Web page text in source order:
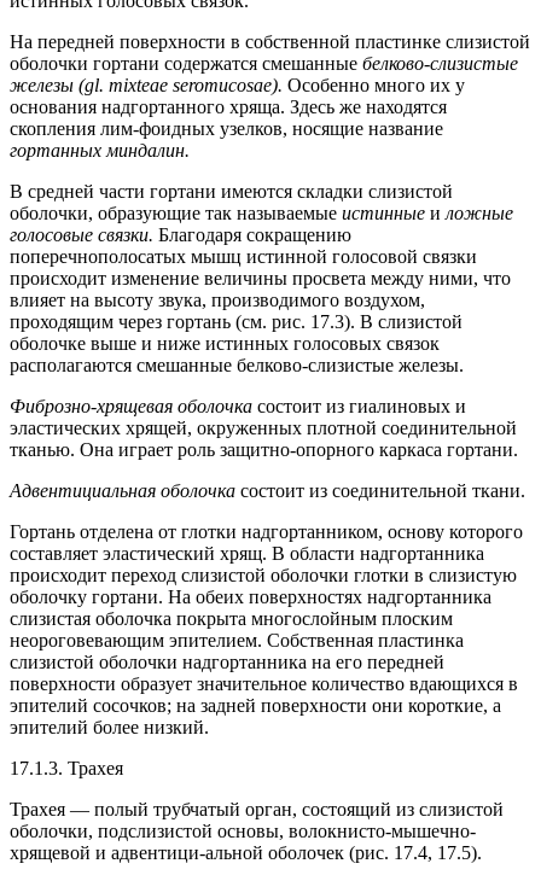
На передней поверхности в собственной пластинке слизистой
оболочки гортани содержатся смешанные белково-слизистые
железы (gl. mixteae seromucosae). Особенно много их у
основания надгортанного хряща. Здесь же находятся
скопления лим-фоидных узелков, носящие название
гортанных миндалин.
В средней части гортани имеются складки слизистой
оболочки, образующие так называемые истинные и ложные
голосовые связки. Благодаря сокращению
поперечнополосатых мышц истинной голосовой связки
происходит изменение величины просвета между ними, что
влияет на высоту звука, производимого воздухом,
проходящим через гортань (см. рис. 17.3). В слизистой
оболочке выше и ниже истинных голосовых связок
располагаются смешанные белково-слизистые железы.
Фиброзно-хрящевая оболочка состоит из гиалиновых и
эластических хрящей, окруженных плотной соединительной
тканью. Она играет роль защитно-опорного каркаса гортани.
Адвентициальная оболочка состоит из соединительной ткани.
Гортань отделена от глотки надгортанником, основу которого
составляет эластический хрящ. В области надгортанника
происходит переход слизистой оболочки глотки в слизистую
оболочку гортани. На обеих поверхностях надгортанника
слизистая оболочка покрыта многослойным плоским
неороговевающим эпителием. Собственная пластинка
слизистой оболочки надгортанника на его передней
поверхности образует значительное количество вдающихся в
эпителий сосочков; на задней поверхности они короткие, а
эпителий более низкий.
17.1.3. Трахея
Трахея — полый трубчатый орган, состоящий из слизистой
оболочки, подслизистой основы, волокнисто-мышечно-
хрящевой и адвентици-альной оболочек (рис. 17.4, 17.5).